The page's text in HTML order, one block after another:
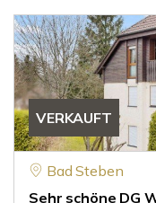
VERKAUFT
Bad Steben
Sehr schöne DG